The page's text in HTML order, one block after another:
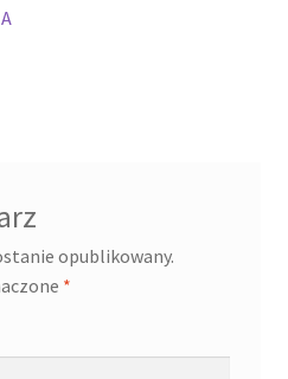
opublikowany.
*